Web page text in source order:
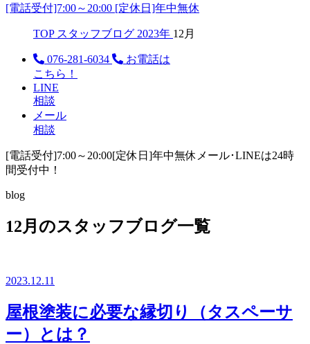
[電話受付]7:00～20:00 [定休日]年中無休
TOP スタッフブログ 2023年 12月
076-281-6034
お電話は
こちら！
LINE
相談
メール
相談
[電話受付]7:00～20:00[定休日]年中無休 メール･LINEは24時
間受付中！
blog
12月のスタッフブログ一覧
2023.12.11
屋根塗装に必要な縁切り（タスペーサ
ー）とは？